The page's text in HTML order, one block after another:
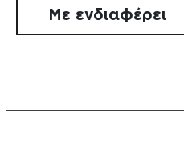
Με ενδιαφέρει